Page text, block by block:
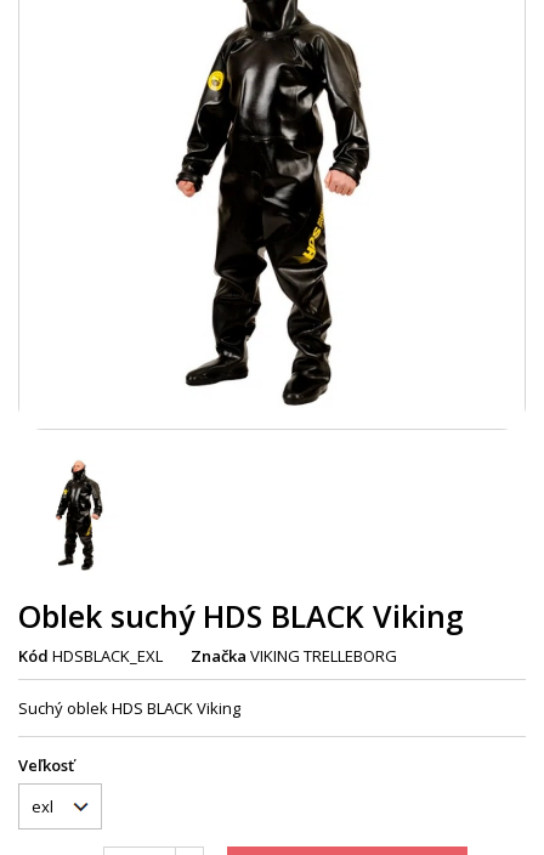
Oblek suchý HDS BLACK Viking
Kód HDSBLACK_EXL Značka VIKING TRELLEBORG
Suchý oblek HDS BLACK Viking
Veľkosť